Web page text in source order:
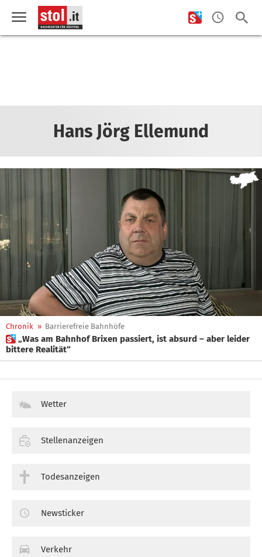
Hans Jörg Ellemund
Chronik » Barrierefreie Bahnhöfe
 „Was am Bahnhof Brixen passiert, ist absurd – aber leider
bittere Realität“
Wetter
Stellenanzeigen
Todesanzeigen
Newsticker
Verkehr